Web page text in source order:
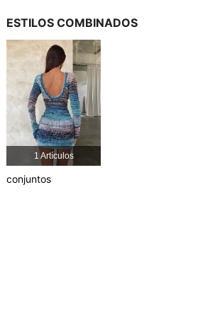
4.80
4.80
4.80
4.80
ESTILOS COMBINADOS
1 Artículos
conjuntos